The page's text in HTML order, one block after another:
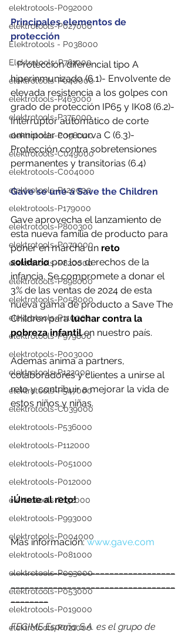
elektrotools-P092000
elektrotools-P027000
Elektrotools - P038000
Elektrotools-P761000
elektrotools-P040000
elektrotools-P463000
elektrotools-P375000
elektrotools-P098000
elektrotools-C049000
elektrotools-C004000
elektrotools-P120000
elektrotools-P179000
elektrotools-P800300
elektrotools-P070000
elektrotools-P820000
elektrotools-P898000
elektrotools-P058000
elektrotools-P110000
elektrotools-P979800
elektrotools-P003000
elektrotools-P122000
elektrotools-P547000
elektrotools-C039000
elektrotools-P536000
elektrotools-P112000
elektrotools-P051000
elektrotools-P012000
elektrotools-P132000
elektrotools-P993000
elektrotools-P004000
elektrotools-P081000
elektrotools-P093000
elektrotools-P053000
elektrotools-P019000
elektrotools-P021000
Principales elementos de
protección
- Protección diferencial tipo A
hiperinmunizado (6.1)- Envolvente de
elevada resistencia a los golpes con
grado de protección IP65 y IK08 (6.2)-
Interruptor automático de corte
omnipolar con curva C (6.3)-
Protección contra sobretensiones
permanentes y transitorias (6.4)
Gave se une a Save the Children
Gave aprovecha el lanzamiento de
esta nueva familia de producto para
poner en marcha un reto
solidario por los derechos de la
infancia. Se compromete a donar el
3% de las ventas de 2024 de esta
nueva gama de producto a Save The
Children para luchar contra la
pobreza infantil en nuestro país.
Además anima a partners,
colaboradores y clientes a unirse al
reto y contribuir a mejorar la vida de
estos niños y niñas.
¡Únete al reto!
Más información: www.gave.com
___________________________________
FEGIME España S.A. es el grupo de